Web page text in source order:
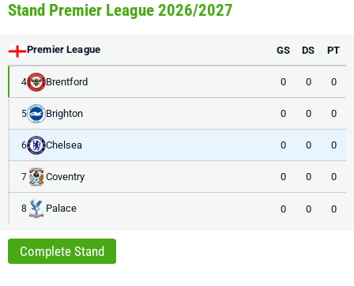
Stand Premier League 2026/2027
Premier League GS DS PT
4 Brentford 0 0 0
5 Brighton 0 0 0
6 Chelsea 0 0 0
7 Coventry 0 0 0
8 Palace 0 0 0
Complete Stand